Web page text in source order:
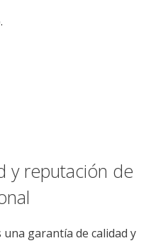
y reputación de
garantía de calidad y